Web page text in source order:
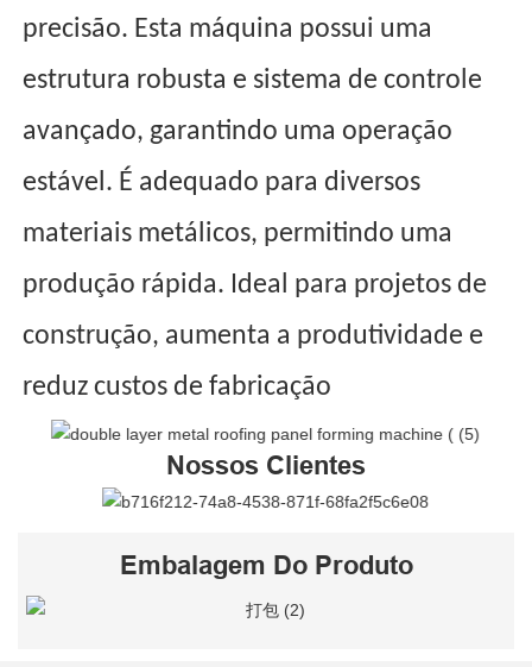
precisão. Esta máquina possui uma
estrutura robusta e sistema de controle
avançado, garantindo uma operação
estável. É adequado para diversos
materiais metálicos, permitindo uma
produção rápida. Ideal para projetos de
construção, aumenta a produtividade e
reduz custos de fabricação
Nossos Clientes
Embalagem Do Produto